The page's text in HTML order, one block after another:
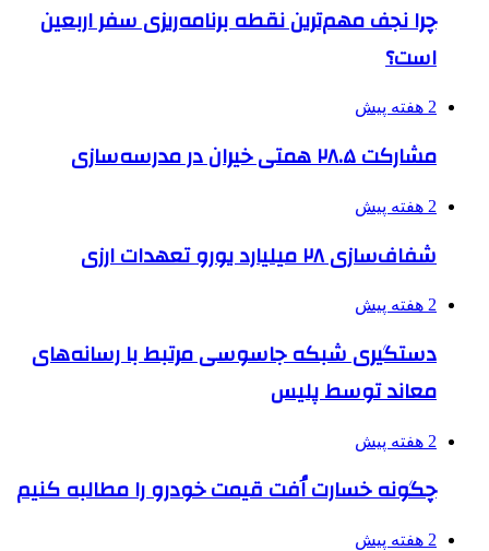
چرا نجف مهم‌ترین نقطه برنامه‌ریزی سفر اربعین
است؟
2 هفته پیش
مشارکت ۲۸.۵ همتی خیران در مدرسه‌سازی
2 هفته پیش
شفاف‌سازی ۲۸ میلیارد یورو تعهدات ارزی
2 هفته پیش
دستگیری شبکه جاسوسی مرتبط با رسانه‌های
معاند توسط پلیس
2 هفته پیش
چگونه خسارت اُفت قیمت خودرو را مطالبه کنیم
2 هفته پیش